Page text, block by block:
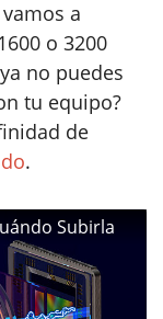
a
o 3200
no puedes
tu equipo?
de
.
Subirla